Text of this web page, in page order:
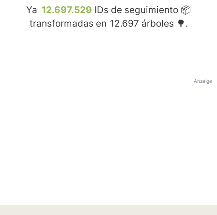
Ya 12.697.529 IDs de seguimiento 📦
transformadas en 12.697 árboles 🌳.
Anzeige